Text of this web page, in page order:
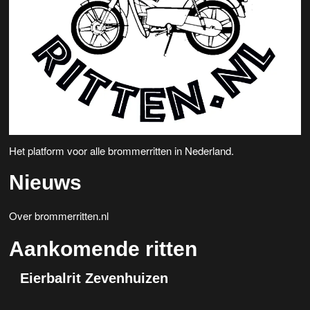
Het platform voor alle brommerritten in Nederland.
Nieuws
Over brommerritten.nl
Aankomende ritten
Eierbalrit Zevenhuizen